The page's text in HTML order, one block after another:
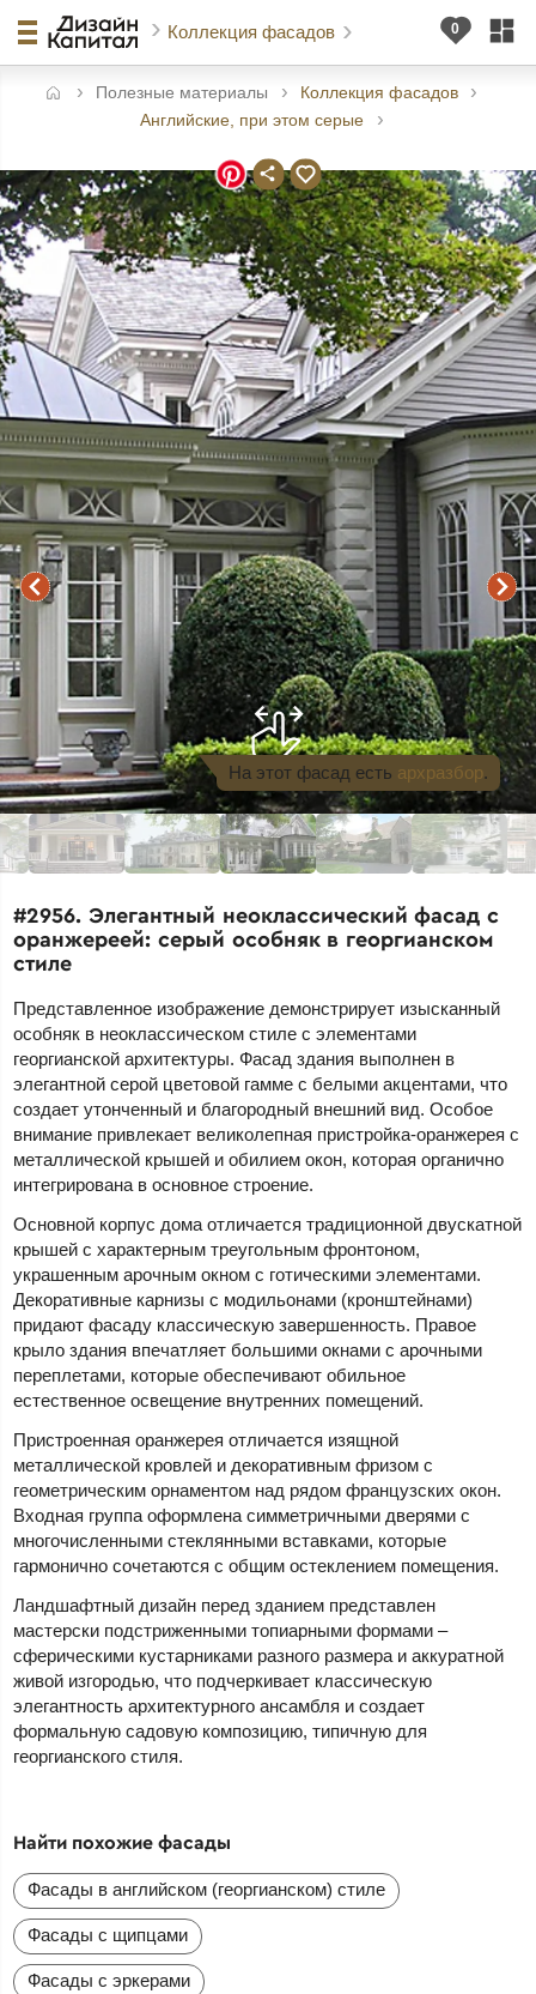
Коллекция фасадов
Полезные материалы
Коллекция фасадов
Английские, при этом серые
#2956. Элегантный неоклассический фасад с
оранжереей: серый особняк в георгианском
стиле
На этот фасад есть архразбор.
Представленное изображение демонстрирует изысканный
особняк в неоклассическом стиле с элементами
георгианской архитектуры. Фасад здания выполнен в
элегантной серой цветовой гамме с белыми акцентами, что
создает утонченный и благородный внешний вид. Особое
внимание привлекает великолепная пристройка-оранжерея с
металлической крышей и обилием окон, которая органично
интегрирована в основное строение.
Основной корпус дома отличается традиционной двускатной
крышей с характерным треугольным фронтоном,
украшенным арочным окном с готическими элементами.
Декоративные карнизы с модильонами (кронштейнами)
придают фасаду классическую завершенность. Правое
крыло здания впечатляет большими окнами с арочными
переплетами, которые обеспечивают обильное
естественное освещение внутренних помещений.
Пристроенная оранжерея отличается изящной
металлической кровлей и декоративным фризом с
геометрическим орнаментом над рядом французских окон.
Входная группа оформлена симметричными дверями с
многочисленными стеклянными вставками, которые
гармонично сочетаются с общим остеклением помещения.
Ландшафтный дизайн перед зданием представлен
мастерски подстриженными топиарными формами –
сферическими кустарниками разного размера и аккуратной
живой изгородью, что подчеркивает классическую
элегантность архитектурного ансамбля и создает
формальную садовую композицию, типичную для
георгианского стиля.
Найти похожие фасады
Фасады в английском (георгианском) стиле
Фасады с щипцами
Фасады с эркерами